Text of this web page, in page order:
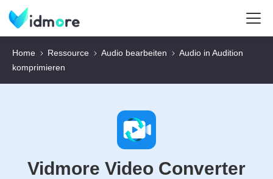
Home Ressource Audio bearbeiten
Audio in Audition
komprimieren
Vidmore Video Converter